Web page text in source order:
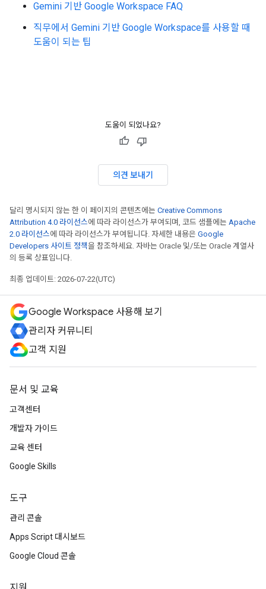
Gemini 기반 Google Workspace FAQ
직무에서 Gemini 기반 Google Workspace를 사용할 때
도움이 되는 팁
도움이 되었나요?
의견 보내기
달리 명시되지 않는 한 이 페이지의 콘텐츠에는 Creative Commons
Attribution 4.0 라이선스에 따라 라이선스가 부여되며, 코드 샘플에는 Apache
2.0 라이선스에 따라 라이선스가 부여됩니다. 자세한 내용은 Google
Developers 사이트 정책을 참조하세요. 자바는 Oracle 및/또는 Oracle 계열사
의 등록 상표입니다.
최종 업데이트: 2026-07-22(UTC)
Google Workspace 사용해 보기
관리자 커뮤니티
고객 지원
문서 및 교육
고객센터
개발자 가이드
교육 센터
Google Skills
도구
관리 콘솔
Apps Script 대시보드
Google Cloud 콘솔